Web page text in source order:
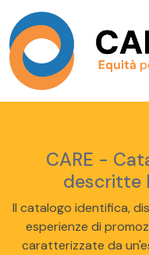
CARE -
descritte
Il catalogo identifica,
esperienze di
caratterizzate da